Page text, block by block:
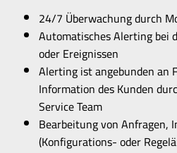
24/7 Überwachung durch
Automatisches Alerting bei
oder Ereignissen
Alerting ist angebunden an
Information des Kunden
Service Team
Bearbeitung von Anfragen,
(Konfigurations- oder